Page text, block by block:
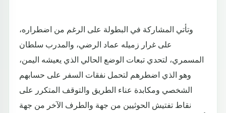
وتأتي المشاركة في البطولة على الرغم من اضطراره،
على غرار زميله عماد الرضي، والمدرب سلطان
المسمري، لتحدي تبعات الوضع الحالي الذي يعيشه اليمن،
وهو الذي اضطرهم لتحمل نفقات السفر على حسابهم
الشخصي ومكابدة عناء الطريق والتوقف المتكرر على
نقاط تفتيش الحوثيين من جهة والطرف الآخر من جهة